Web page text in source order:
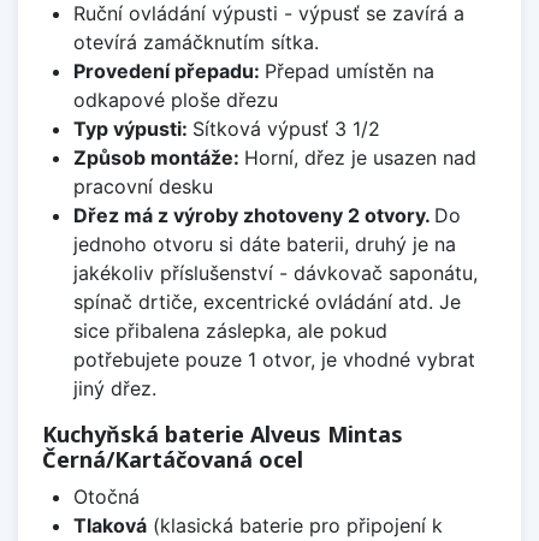
Ruční ovládání výpusti - výpusť se zavírá a
otevírá zamáčknutím sítka.
Provedení přepadu: Přepad umístěn na
odkapové ploše dřezu
Typ výpusti: Sítková výpusť 3 1/2
Způsob montáže: Horní, dřez je usazen nad
pracovní desku
Dřez má z výroby zhotoveny 2 otvory. Do
jednoho otvoru si dáte baterii, druhý je na
jakékoliv příslušenství - dávkovač saponátu,
spínač drtiče, excentrické ovládání atd. Je
sice přibalena záslepka, ale pokud
potřebujete pouze 1 otvor, je vhodné vybrat
jiný dřez.
Kuchyňská baterie Alveus Mintas
Černá/Kartáčovaná ocel
Otočná
Tlaková(klasická baterie pro připojení k